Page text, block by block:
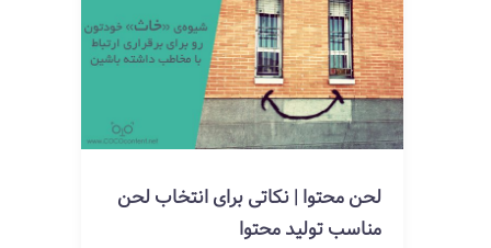
لحن محتوا | نکاتی برای انتخاب لحن
مناسب تولید محتوا